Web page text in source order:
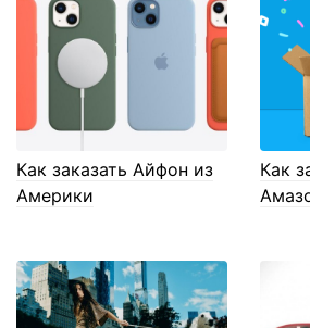
Как заказать Айфон из
Америки
Как